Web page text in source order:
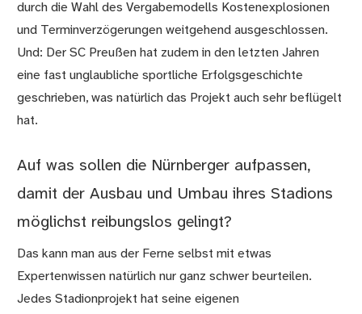
durch die Wahl des Vergabemodells Kostenexplosionen
und Terminverzögerungen weitgehend ausgeschlossen.
Und: Der SC Preußen hat zudem in den letzten Jahren
eine fast unglaubliche sportliche Erfolgsgeschichte
geschrieben, was natürlich das Projekt auch sehr beflügelt
hat.
Auf was sollen die Nürnberger aufpassen,
damit der Ausbau und Umbau ihres Stadions
möglichst reibungslos gelingt?
Das kann man aus der Ferne selbst mit etwas
Expertenwissen natürlich nur ganz schwer beurteilen.
Jedes Stadionprojekt hat seine eigenen